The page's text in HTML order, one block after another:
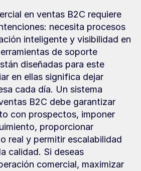
en ventas B2C requiere
necesita procesos
inteligente y visibilidad en
de soporte
diseñadas para este
en ellas significa dejar
cada día. Un sistema
B2C debe garantizar
con prospectos, imponer
proporcionar
real y permitir escalabilidad
calidad. Si deseas
comercial, maximizar